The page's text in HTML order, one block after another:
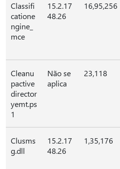
Classifi
catione
ngine_
mce
15.2.17
48.26
16,95,256
Cleanu
pactive
director
yemt.ps
1
Não se
aplica
23,118
Clusms
g.dll
15.2.17
48.26
1,35,176